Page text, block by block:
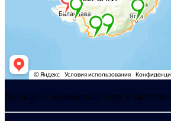
Хелпсант - инженерные сети и